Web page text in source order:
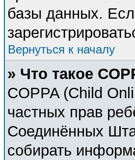
базы данных.
Вернуться к началу
» Что такое
COPPA (Child
частных прав
Соединённых
собирать